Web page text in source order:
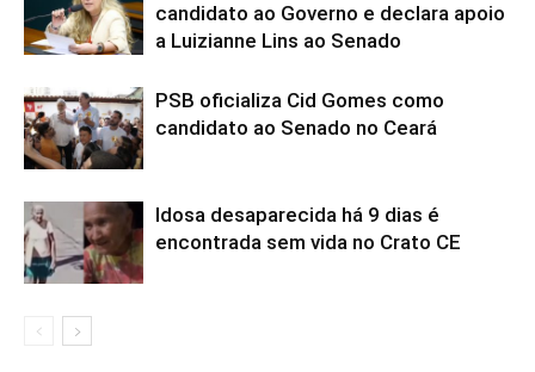
candidato ao Governo e declara apoio
a Luizianne Lins ao Senado
PSB oficializa Cid Gomes como
candidato ao Senado no Ceará
Idosa desaparecida há 9 dias é
encontrada sem vida no Crato CE